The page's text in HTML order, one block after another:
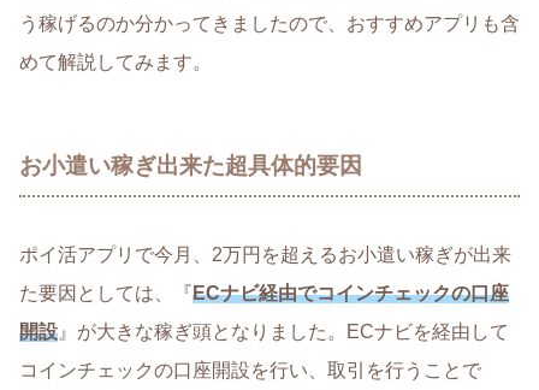
う稼げるのか分かってきましたので、おすすめアプリも含
めて解説してみます。
お小遣い稼ぎ出来た超具体的要因
ポイ活アプリで今月、2万円を超えるお小遣い稼ぎが出来
た要因としては、『ECナビ経由でコインチェックの口座
開設 』が大きな稼ぎ頭となりました。ECナビを経由して
コインチェックの口座開設を行い、取引を行うことで